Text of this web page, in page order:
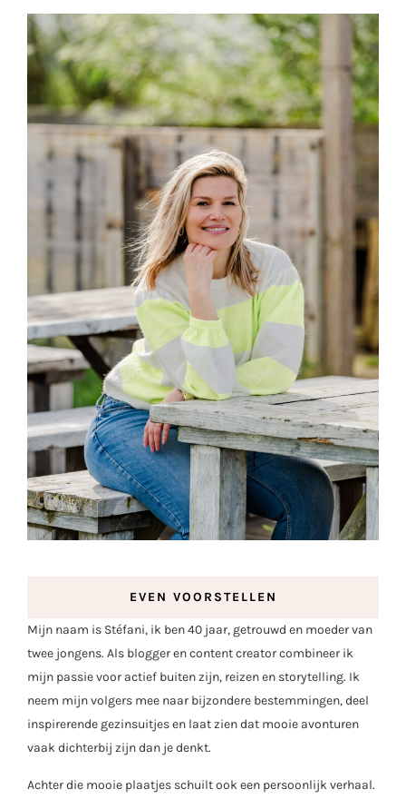
EVEN VOORSTELLEN
Mijn naam is Stéfani, ik ben 40 jaar, getrouwd en moeder van
twee jongens. Als blogger en content creator combineer ik
mijn passie voor actief buiten zijn, reizen en storytelling. Ik
neem mijn volgers mee naar bijzondere bestemmingen, deel
inspirerende gezinsuitjes en laat zien dat mooie avonturen
vaak dichterbij zijn dan je denkt.
Achter die mooie plaatjes schuilt ook een persoonlijk verhaal.